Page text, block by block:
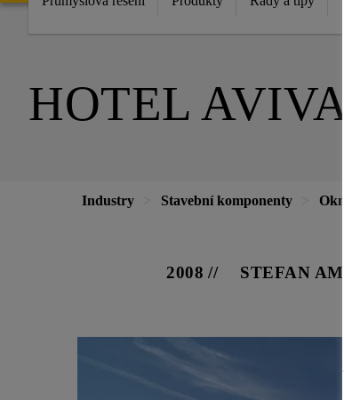
HOTEL AVIVA
Industry Stavební komponenty
2008 STEFAN